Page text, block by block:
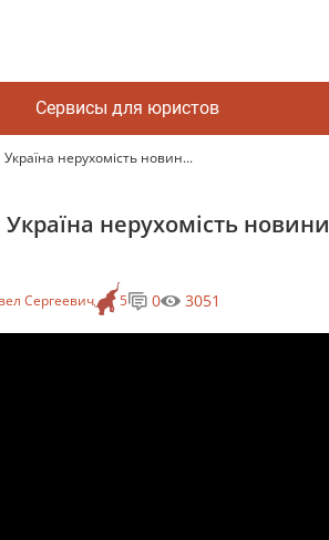
Сервисы для юристов
нерухомість новин...
нерухомість новини
Сергеевич 5 0 3051